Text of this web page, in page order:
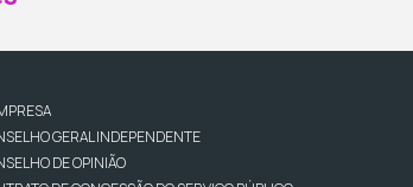
GERAL INDEPENDENTE
DE OPINIÃO